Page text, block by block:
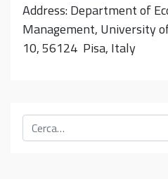
Address: Department of
Management, University
10, 56124 Pisa, Italy
Cerca